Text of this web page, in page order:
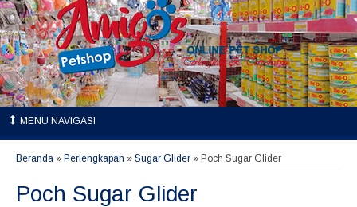
MENU NAVIGASI
Beranda » Perlengkapan » Sugar Glider » Poch Sugar Glider
Poch Sugar Glider